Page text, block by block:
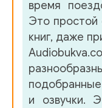
время
Это простой
книг, даже
и озвучки.